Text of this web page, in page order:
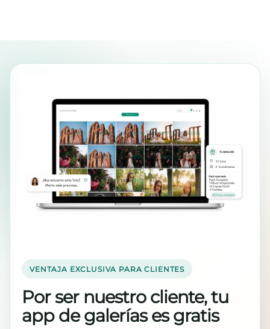
VENTAJA EXCLUSIVA PARA CLIENTES
Por ser nuestro cliente, tu
app de galerías es gratis